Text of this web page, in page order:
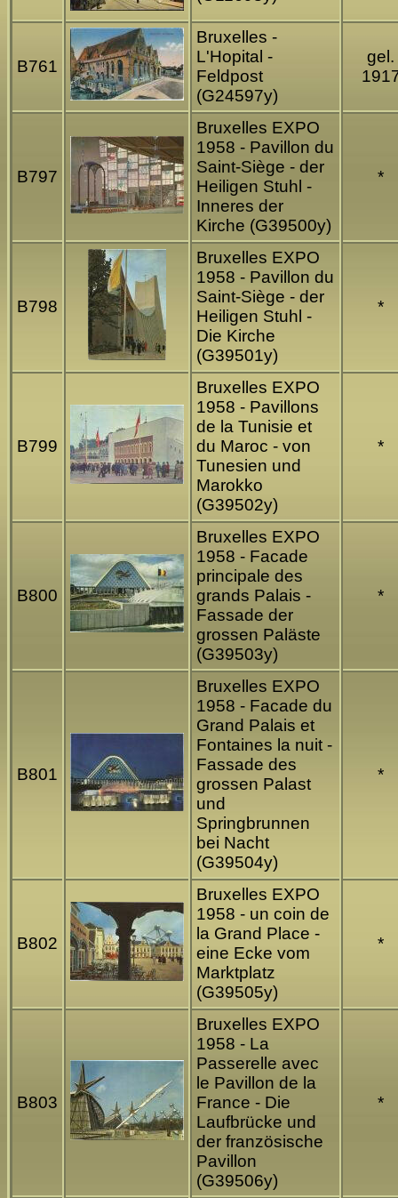
B761
Bruxelles -
L'Hopital -
Feldpost
(G24597y)
gel.
B797
Bruxelles EXPO
1958 - Pavillon du
Saint-Siège - der
Heiligen Stuhl -
Inneres der
Kirche (G39500y)
*
B798
Bruxelles EXPO
1958 - Pavillon du
Saint-Siège - der
Heiligen Stuhl -
Die Kirche
(G39501y)
*
B799
Bruxelles EXPO
1958 - Pavillons
de la Tunisie et
du Maroc - von
Tunesien und
Marokko
(G39502y)
*
B800
Bruxelles EXPO
1958 - Facade
principale des
grands Palais -
Fassade der
grossen Paläste
(G39503y)
*
B801
Bruxelles EXPO
1958 - Facade du
Grand Palais et
Fontaines la nuit -
Fassade des
grossen Palast
und
Springbrunnen
bei Nacht
(G39504y)
*
B802
Bruxelles EXPO
1958 - un coin de
la Grand Place -
eine Ecke vom
Marktplatz
(G39505y)
*
B803
Bruxelles EXPO
1958 - La
Passerelle avec
le Pavillon de la
France - Die
Laufbrücke und
der französische
Pavillon
(G39506y)
*